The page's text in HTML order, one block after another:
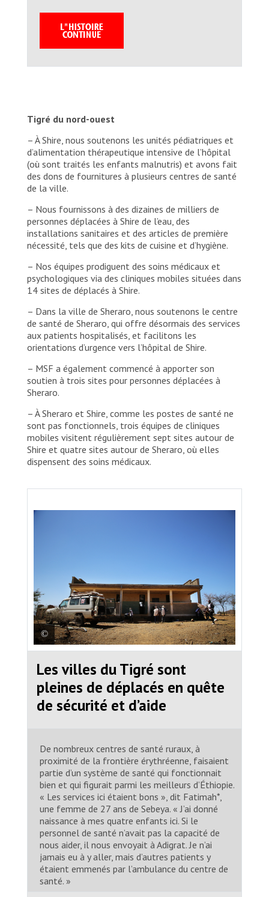
Tigré du nord-ouest
– À Shire, nous soutenons les unités pédiatriques et
d’alimentation thérapeutique intensive de l’hôpital
(où sont traités les enfants malnutris) et avons fait
des dons de fournitures à plusieurs centres de santé
de la ville.
– Nous fournissons à des dizaines de milliers de
personnes déplacées à Shire de l’eau, des
installations sanitaires et des articles de première
nécessité, tels que des kits de cuisine et d’hygiène.
– Nos équipes prodiguent des soins médicaux et
psychologiques via des cliniques mobiles situées dans
14 sites de déplacés à Shire.
– Dans la ville de Sheraro, nous soutenons le centre
de santé de Sheraro, qui offre désormais des services
aux patients hospitalisés, et facilitons les
orientations d’urgence vers l’hôpital de Shire.
– MSF a également commencé à apporter son
soutien à trois sites pour personnes déplacées à
Sheraro.
– À Sheraro et Shire, comme les postes de santé ne
sont pas fonctionnels, trois équipes de cliniques
mobiles visitent régulièrement sept sites autour de
Shire et quatre sites autour de Sheraro, où elles
dispensent des soins médicaux.
Une équipe mobile de MSF se
prépare à opérer une clinique mobile
dans le village d’Adiftaw, dans la
région du Tigré dans le nord de
l’Éthiopie, près de la frontière avec
Igor G. Barbero / MSF/MSF
Les villes du Tigré sont
pleines de déplacés en quête
de sécurité et d’aide
De nombreux centres de santé ruraux, à
proximité de la frontière érythréenne, faisaient
partie d’un système de santé qui fonctionnait
bien et qui figurait parmi les meilleurs d’Éthiopie.
« Les services ici étaient bons », dit Fatimah*,
une femme de 27 ans de Sebeya. « J’ai donné
naissance à mes quatre enfants ici. Si le
personnel de santé n’avait pas la capacité de
nous aider, il nous envoyait à Adigrat. Je n’ai
jamais eu à y aller, mais d’autres patients y
étaient emmenés par l’ambulance du centre de
santé. »